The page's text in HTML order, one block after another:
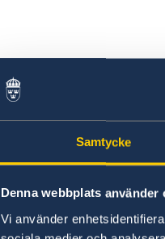
Samtycke
Denna webbplats använder
Vi använder